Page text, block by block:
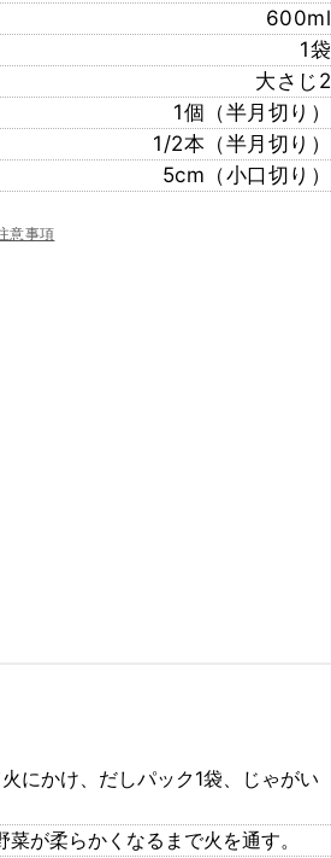
600ml
1袋
大さじ2
1個（半月切り）
1/2本（半月切り）
5cm（小口切り）
意事項
にかけ、だしパック1袋、じゃがい
が柔らかくなるまで火を通す。